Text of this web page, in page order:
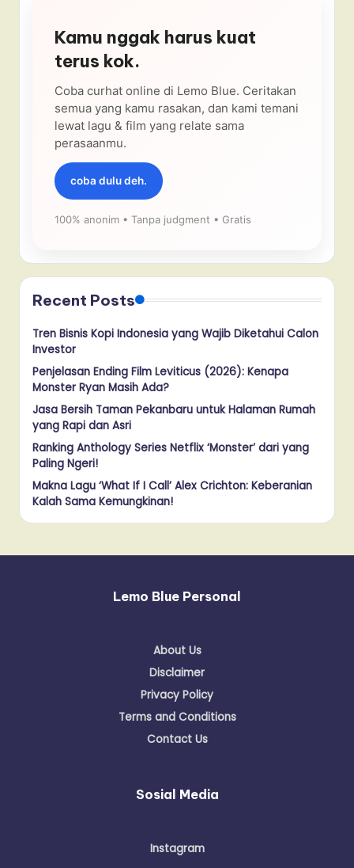
Kamu nggak harus kuat
terus kok.
Coba curhat online di Lemo Blue. Ceritakan
semua yang kamu rasakan, dan kami temani
lewat lagu & film yang relate sama
perasaanmu.
coba dulu deh.
100% anonim • Tanpa judgment • Gratis
Recent Posts
Tren Bisnis Kopi Indonesia yang Wajib Diketahui Calon
Investor
Penjelasan Ending Film Leviticus (2026): Kenapa
Monster Ryan Masih Ada?
Jasa Bersih Taman Pekanbaru untuk Halaman Rumah
yang Rapi dan Asri
Ranking Anthology Series Netflix ‘Monster’ dari yang
Paling Ngeri!
Makna Lagu ‘What If I Call’ Alex Crichton: Keberanian
Kalah Sama Kemungkinan!
Lemo Blue Personal
About Us
Disclaimer
Privacy Policy
Terms and Conditions
Contact Us
Sosial Media
Instagram